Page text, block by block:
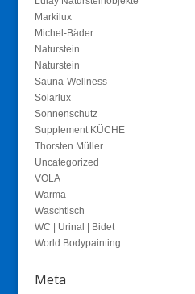
Markilux
Michel-Bäder
Naturstein
Naturstein
Sauna-Wellness
Solarlux
Sonnenschutz
Supplement KÜCHE
Thorsten Müller
Uncategorized
VOLA
Warma
Waschtisch
WC | Urinal | Bidet
World Bodypainting
Meta